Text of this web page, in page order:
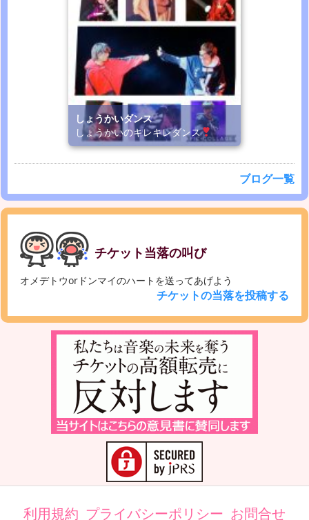
しょうかいダンス
しょうかいのキレキレダンス
ブログ一覧
チケット当落の叫び
オメデトウorドンマイのハートを送ってあげよう
チケットの当落を投稿する
利用規約 プライバシーポリシー お問合せ